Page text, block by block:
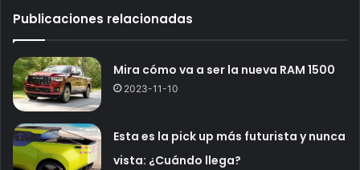
Publicaciones relacionadas
Mira cómo va a ser la nueva RAM 1500
2023-11-10
Esta es la pick up más futurista y nunca
vista: ¿Cuándo llega?